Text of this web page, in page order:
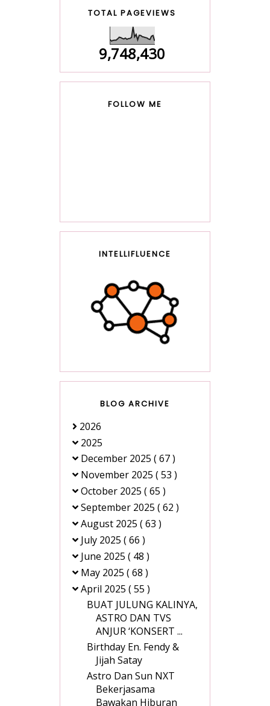
TOTAL PAGEVIEWS
9,748,430
FOLLOW ME
INTELLIFLUENCE
BLOG ARCHIVE
2026
2025
December 2025 ( 67 )
November 2025 ( 53 )
October 2025 ( 65 )
September 2025 ( 62 )
August 2025 ( 63 )
July 2025 ( 66 )
June 2025 ( 48 )
May 2025 ( 68 )
April 2025 ( 55 )
BUAT JULUNG KALINYA,
ASTRO DAN TVS
ANJUR ‘KONSERT ...
Birthday En. Fendy &
Jijah Satay
Astro Dan Sun NXT
Bekerjasama
Bawakan Hiburan